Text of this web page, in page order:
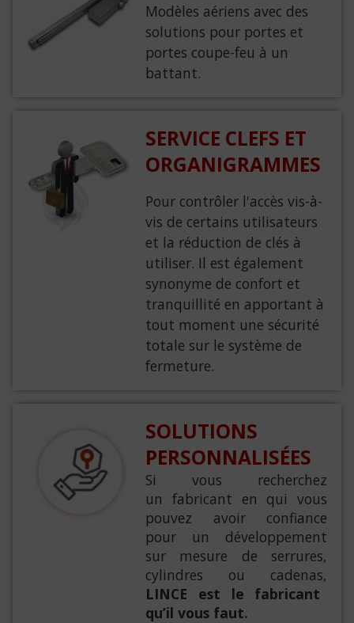
Modèles aériens avec des
solutions pour portes et
portes coupe-feu à un
battant.
SERVICE CLEFS ET
ORGANIGRAMMES
Pour contrôler l'accès vis-à-
vis de certains utilisateurs
et la réduction de clés à
utiliser. Il est également
synonyme de confort et
tranquillité en apportant à
tout moment une sécurité
totale sur le système de
fermeture.
SOLUTIONS
PERSONNALISÉES
Si vous recherchez
un fabricant en qui vous
pouvez avoir confiance
pour un développement
sur mesure de serrures,
cylindres ou cadenas,
LINCE est le fabricant
qu’il vous faut.